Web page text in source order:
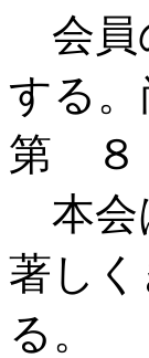
会員
する
第
本会
著し
る。